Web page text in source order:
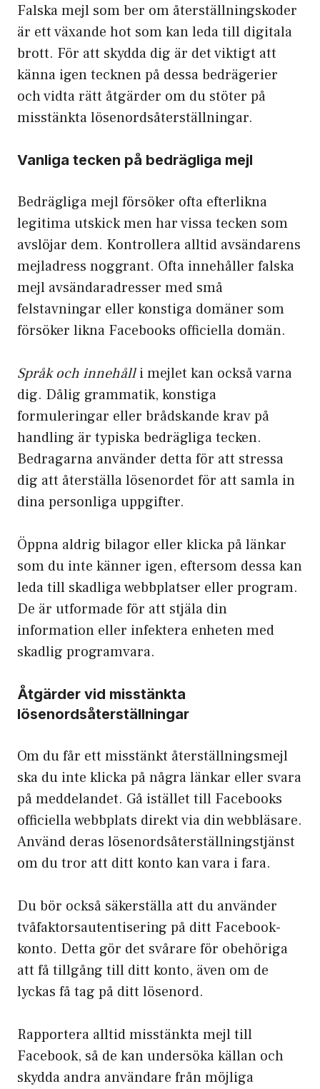
Falska mejl som ber om återställningskoder
är ett växande hot som kan leda till digitala
brott. För att skydda dig är det viktigt att
känna igen tecknen på dessa bedrägerier
och vidta rätt åtgärder om du stöter på
misstänkta lösenordsåterställningar.
Vanliga tecken på bedrägliga mejl
Bedrägliga mejl försöker ofta efterlikna
legitima utskick men har vissa tecken som
avslöjar dem. Kontrollera alltid avsändarens
mejladress noggrant. Ofta innehåller falska
mejl avsändaradresser med små
felstavningar eller konstiga domäner som
försöker likna Facebooks officiella domän.
Språk och innehålli mejlet kan också varna
dig. Dålig grammatik, konstiga
formuleringar eller brådskande krav på
handling är typiska bedrägliga tecken.
Bedragarna använder detta för att stressa
dig att återställa lösenordet för att samla in
dina personliga uppgifter.
Öppna aldrig bilagor eller klicka på länkar
som du inte känner igen, eftersom dessa kan
leda till skadliga webbplatser eller program.
De är utformade för att stjäla din
information eller infektera enheten med
skadlig programvara.
Åtgärder vid misstänkta
lösenordsåterställningar
Om du får ett misstänkt återställningsmejl
ska du inte klicka på några länkar eller svara
på meddelandet. Gå istället till Facebooks
officiella webbplats direkt via din webbläsare.
Använd deras lösenordsåterställningstjänst
om du tror att ditt konto kan vara i fara.
Du bör också säkerställa att du använder
tvåfaktorsautentisering på ditt Facebook-
konto. Detta gör det svårare för obehöriga
att få tillgång till ditt konto, även om de
lyckas få tag på ditt lösenord.
Rapportera alltid misstänkta mejl till
Facebook, så de kan undersöka källan och
skydda andra användare från möjliga